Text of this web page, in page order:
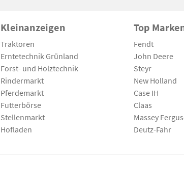
Kleinanzeigen
Traktoren
Erntetechnik Grünland
Forst- und Holztechnik
Rindermarkt
Pferdemarkt
Futterbörse
Stellenmarkt
Hofladen
Top
Fendt
John Deere
Steyr
New Holland
Case IH
Claas
Massey
Deutz-Fahr